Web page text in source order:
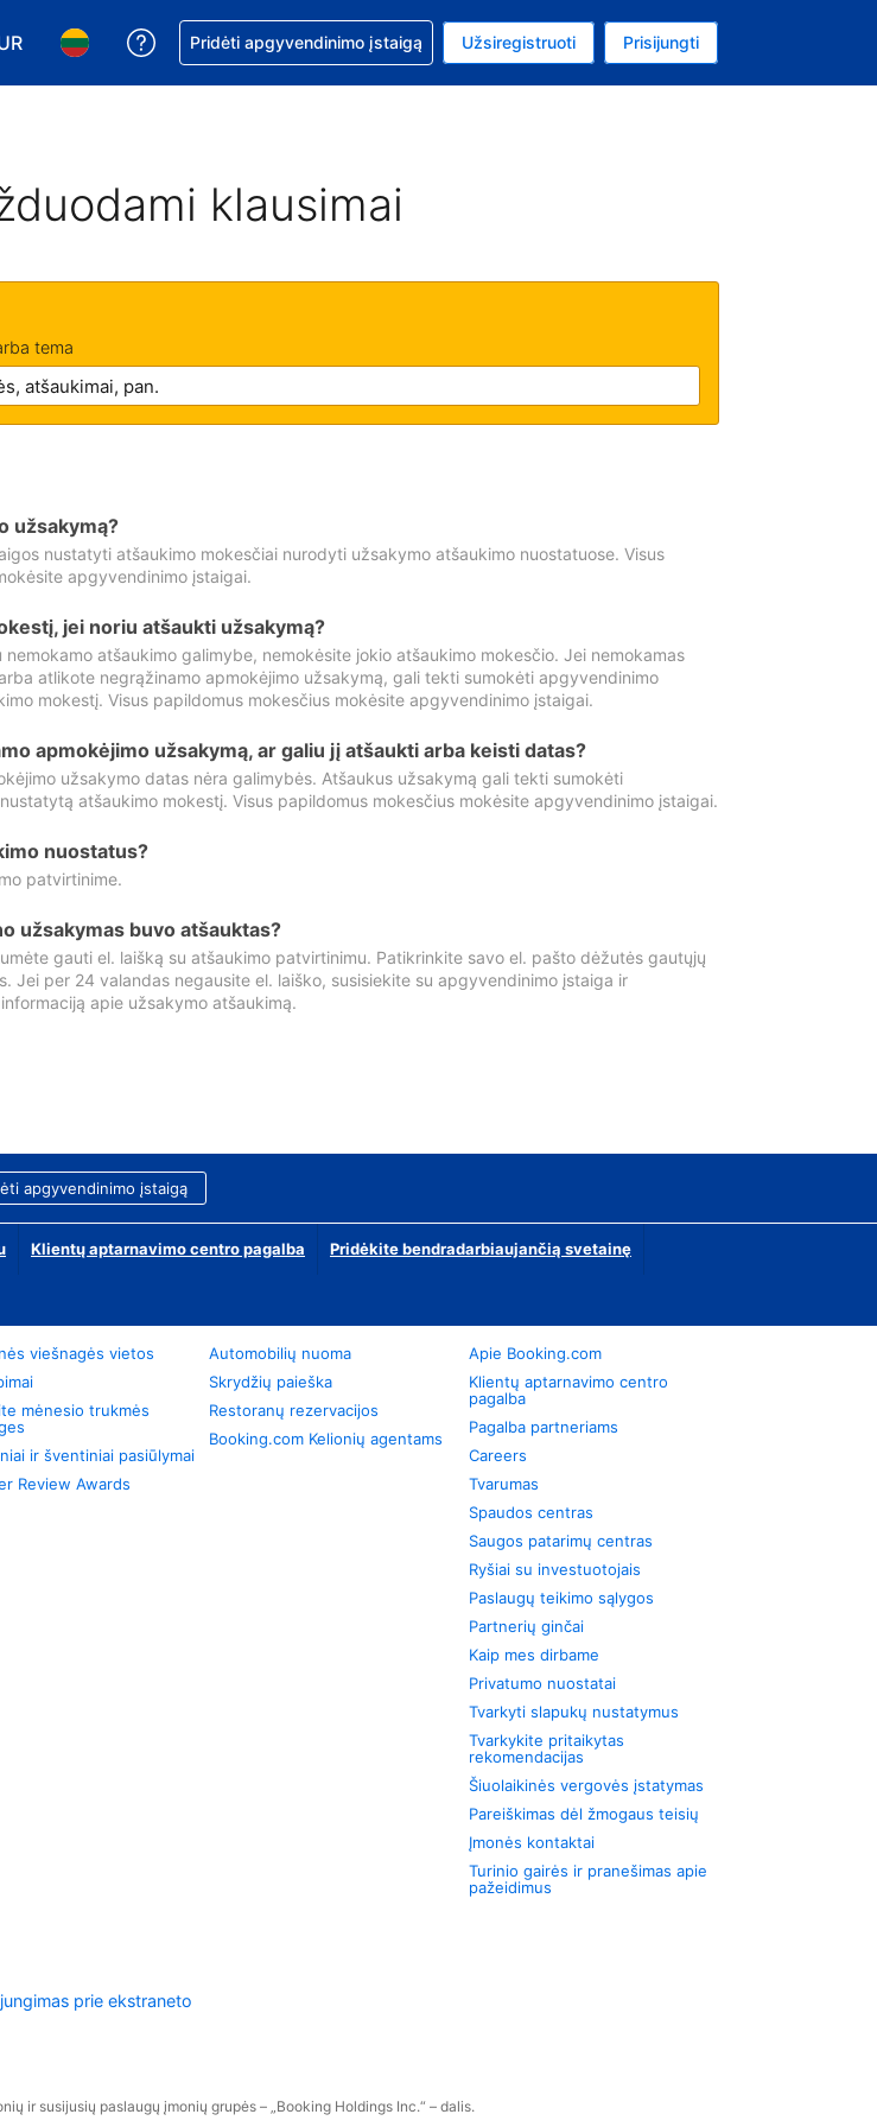
valiutą. Jūsų pasirinkta valiuta: Euras
Pasirinkite kalbą. Jūsų pasirinkta kalba: Lietuvių
Pagalba dėl užsakymo
Pridėti apgyvendinimo įstaigą Užsiregistruoti Prisijungti
klausimai
tema
užsakymą?
nustatyti atšaukimo mokesčiai nurodyti užsakymo atšaukimo nuostatuose. Visus
apgyvendinimo įstaigai.
jei noriu atšaukti užsakymą?
atšaukimo galimybe, nemokėsite jokio atšaukimo mokesčio. Jei nemokamas
atlikote negrąžinamo apmokėjimo užsakymą, gali tekti sumokėti apgyvendinimo
mokestį. Visus papildomus mokesčius mokėsite apgyvendinimo įstaigai.
apmokėjimo užsakymą, ar galiu jį atšaukti arba keisti datas?
užsakymo datas nėra galimybės. Atšaukus užsakymą gali tekti sumokėti
atšaukimo mokestį. Visus papildomus mokesčius mokėsite apgyvendinimo įstaigai.
nuostatus?
patvirtinime.
užsakymas buvo atšauktas?
gauti el. laišką su atšaukimo patvirtinimu. Patikrinkite savo el. pašto dėžutės gautųjų
Jei per 24 valandas negausite el. laiško, susisiekite su apgyvendinimo įstaiga ir
apie užsakymo atšaukimą.
apgyvendinimo įstaigą
Klientų aptarnavimo centro pagalba Pridėkite bendradarbiaujančią svetainę
viešnagės vietos
mėnesio trukmės
ir šventiniai pasiūlymai
Review Awards
Automobilių nuoma
Skrydžių paieška
Restoranų rezervacijos
Booking.com Kelionių agentams
Apie Booking.com
Klientų aptarnavimo centro
pagalba
Pagalba partneriams
Careers
Tvarumas
Spaudos centras
Saugos patarimų centras
Ryšiai su investuotojais
Paslaugų teikimo sąlygos
Partnerių ginčai
Kaip mes dirbame
Privatumo nuostatai
Tvarkyti slapukų nustatymus
Tvarkykite pritaikytas
rekomendacijas
Šiuolaikinės vergovės įstatymas
Pareiškimas dėl žmogaus teisių
Įmonės kontaktai
Turinio gairės ir pranešimas apie
pažeidimus
prie ekstraneto
ir susijusių paslaugų įmonių grupės – „Booking Holdings Inc.“ – dalis.